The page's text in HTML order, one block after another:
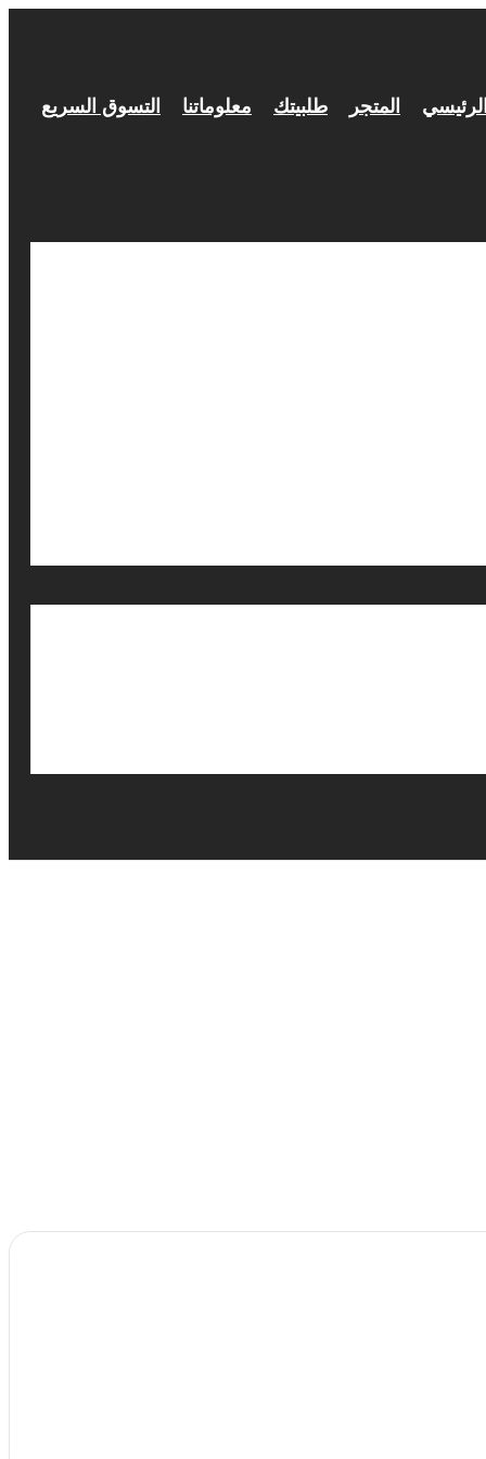
المتجر طلبيتك معلوماتنا التسوق السريع